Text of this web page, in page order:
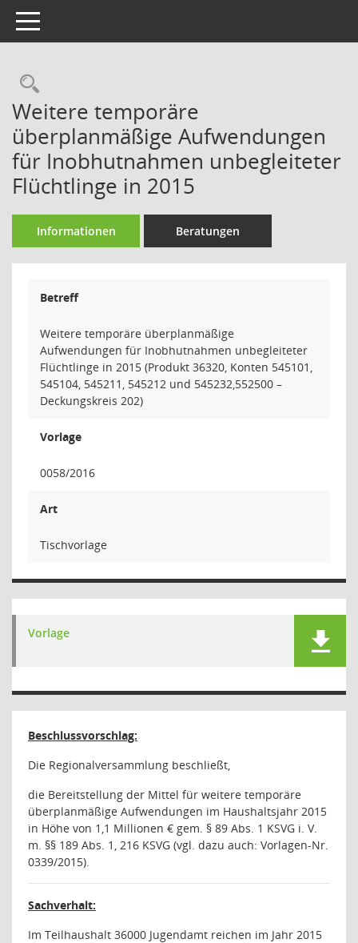
Toggle navigation
Rechercheauswahl
Weitere temporäre
überplanmäßige Aufwendungen
für Inobhutnahmen unbegleiteter
Flüchtlinge in 2015
Informationen Beratungen
Betreff
Weitere temporäre überplanmäßige
Aufwendungen für Inobhutnahmen unbegleiteter
Flüchtlinge in 2015 (Produkt 36320, Konten 545101,
545104, 545211, 545212 und 545232,552500 –
Deckungskreis 202)
Vorlage
0058/2016
Art
Tischvorlage
Vorlage
Beschlussvorschlag:
Die Regionalversammlung beschließt,
die Bereitstellung der Mittel für weitere temporäre
überplanmäßige Aufwendungen im Haushaltsjahr 2015
in Höhe von 1,1 Millionen € gem. § 89 Abs. 1 KSVG i. V.
m. §§ 189 Abs. 1, 216 KSVG (vgl. dazu auch: Vorlagen-Nr.
0339/2015).
Sachverhalt:
Im Teilhaushalt 36000 Jugendamt reichen im Jahr 2015